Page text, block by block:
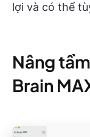
lợi và có thể
Nâng
Brain